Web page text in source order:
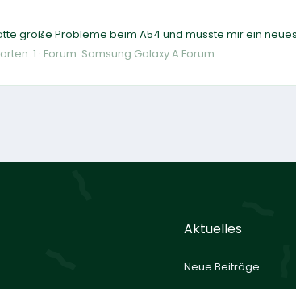
große Probleme beim A54 und musste mir ein
1 Forum: Samsung Galaxy A Forum
Aktuelles
Neue Beiträge